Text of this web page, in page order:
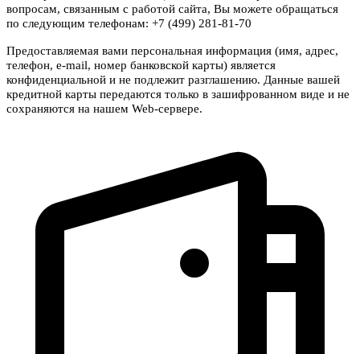
вопросам, связанным с работой сайта, Вы можете обращаться
по следующим телефонам: +7 (499) 281-81-70
Предоставляемая вами персональная информация (имя, адрес,
телефон, e-mail, номер банковской карты) является
конфиденциальной и не подлежит разглашению. Данные вашей
кредитной карты передаются только в зашифрованном виде и не
сохраняются на нашем Web-сервере.